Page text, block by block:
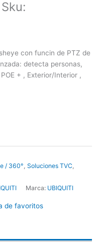
con funcin de PTZ de
detecta personas,
+ , Exterior/Interior ,
/ 360°, Soluciones TVC,
Marca: UBIQUITI
de favoritos